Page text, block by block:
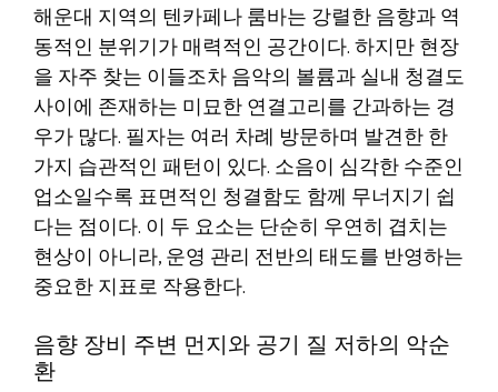
해운대 지역의 텐카페나 룸바는 강렬한 음향과 역
동적인 분위기가 매력적인 공간이다. 하지만 현장
을 자주 찾는 이들조차 음악의 볼륨과 실내 청결도
사이에 존재하는 미묘한 연결고리를 간과하는 경
우가 많다. 필자는 여러 차례 방문하며 발견한 한
가지 습관적인 패턴이 있다. 소음이 심각한 수준인
업소일수록 표면적인 청결함도 함께 무너지기 쉽
다는 점이다. 이 두 요소는 단순히 우연히 겹치는
현상이 아니라, 운영 관리 전반의 태도를 반영하는
중요한 지표로 작용한다.
음향 장비 주변 먼지와 공기 질 저하의 악순
환